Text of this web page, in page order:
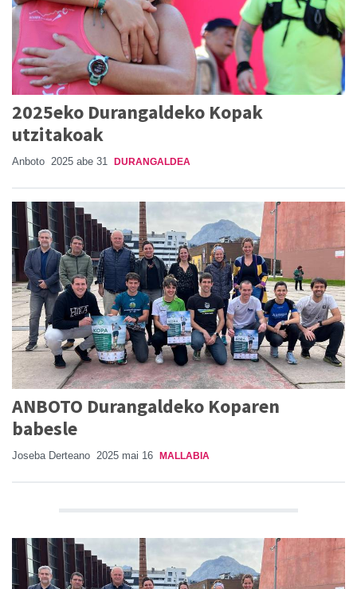
2025eko Durangaldeko Kopak
utzitakoak
Anboto 2025 abe 31 DURANGALDEA
ANBOTO Durangaldeko Koparen
babesle
Joseba Derteano 2025 mai 16 MALLABIA